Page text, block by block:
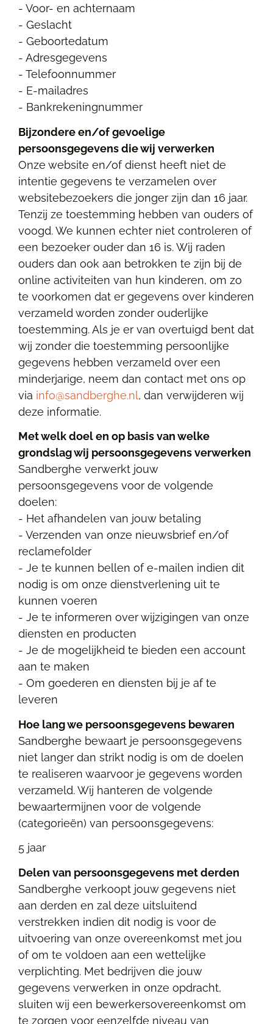
- Voor- en achternaam
- Geslacht
- Geboortedatum
- Adresgegevens
- Telefoonnummer
- E-mailadres
- Bankrekeningnummer
Bijzondere en/of gevoelige
persoonsgegevens die wij verwerken
Onze website en/of dienst heeft niet de
intentie gegevens te verzamelen over
websitebezoekers die jonger zijn dan 16 jaar.
Tenzij ze toestemming hebben van ouders of
voogd. We kunnen echter niet controleren of
een bezoeker ouder dan 16 is. Wij raden
ouders dan ook aan betrokken te zijn bij de
online activiteiten van hun kinderen, om zo
te voorkomen dat er gegevens over kinderen
verzameld worden zonder ouderlijke
toestemming. Als je er van overtuigd bent dat
wij zonder die toestemming persoonlijke
gegevens hebben verzameld over een
minderjarige, neem dan contact met ons op
via info@sandberghe.nl, dan verwijderen wij
deze informatie.
Met welk doel en op basis van welke
grondslag wij persoonsgegevens verwerken
Sandberghe verwerkt jouw
persoonsgegevens voor de volgende
doelen:
- Het afhandelen van jouw betaling
- Verzenden van onze nieuwsbrief en/of
reclamefolder
- Je te kunnen bellen of e-mailen indien dit
nodig is om onze dienstverlening uit te
kunnen voeren
- Je te informeren over wijzigingen van onze
diensten en producten
- Je de mogelijkheid te bieden een account
aan te maken
- Om goederen en diensten bij je af te
leveren
Hoe lang we persoonsgegevens bewaren
Sandberghe bewaart je persoonsgegevens
niet langer dan strikt nodig is om de doelen
te realiseren waarvoor je gegevens worden
verzameld. Wij hanteren de volgende
bewaartermijnen voor de volgende
(categorieën) van persoonsgegevens:
5 jaar
Delen van persoonsgegevens met derden
Sandberghe verkoopt jouw gegevens niet
aan derden en zal deze uitsluitend
verstrekken indien dit nodig is voor de
uitvoering van onze overeenkomst met jou
of om te voldoen aan een wettelijke
verplichting. Met bedrijven die jouw
gegevens verwerken in onze opdracht,
sluiten wij een bewerkersovereenkomst om
te zorgen voor eenzelfde niveau van